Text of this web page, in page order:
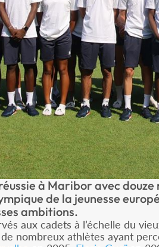
à Maribor avec douze
de la jeunesse
ambitions.
aux cadets à l’échelle du
nombreux athlètes ayant